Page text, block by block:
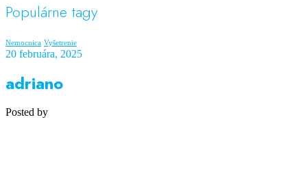
Populárne tagy
Nemocnica Vyšetrenie
20 februára, 2025
adriano
Posted by